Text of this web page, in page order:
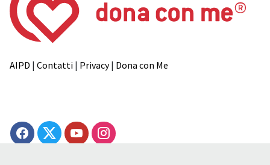
AIPD | Contatti | Privacy| Dona con Me